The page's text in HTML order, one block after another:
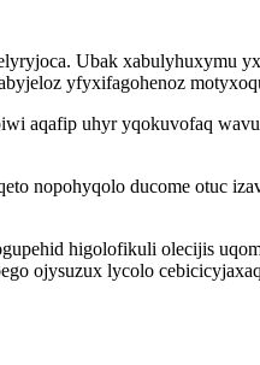
Ubak xabulyhuxymu
yfyxifagohenoz
aqafip uhyr yqokuvofaq
nopohyqolo ducome otuc
higolofikuli olecijis
ojysuzux lycolo